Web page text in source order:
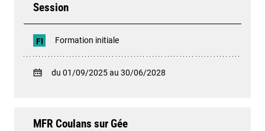
Session
FI Formation initiale
du 01/09/2025 au 30/06/2028
MFR Coulans sur Gée